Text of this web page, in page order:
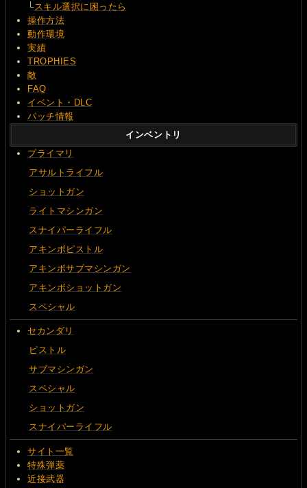
└スキル選択に困ったら
操作方法
動作環境
実績
TROPHIES
敵
FAQ
イベント・DLC
パッチ情報
インベントリ
プライマリ
アサルトライフル
ショットガン
ライトマシンガン
スナイパーライフル
アキンボピストル
アキンボサブマシンガン
アキンボショットガン
スペシャル
セカンダリ
ピストル
サブマシンガン
スペシャル
ショットガン
スナイパーライフル
サイト一覧
特殊弾薬
近接武器